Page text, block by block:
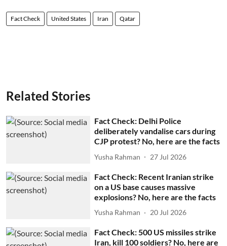
Fact Check United States Iran Qatar
Related Stories
Fact Check: Delhi Police
deliberately vandalise cars during
CJP protest? No, here are the facts
Yusha Rahman 27 Jul 2026
Fact Check: Recent Iranian strike
on a US base causes massive
explosions? No, here are the facts
Yusha Rahman 20 Jul 2026
Fact Check: 500 US missiles strike
Iran, kill 100 soldiers? No, here are